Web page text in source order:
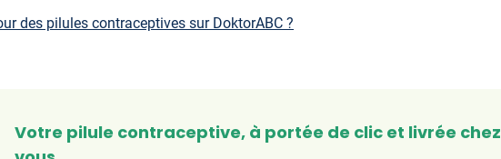
des pilules contraceptives sur DoktorABC ?
Votre pilule contraceptive, à portée de clic et livrée chez